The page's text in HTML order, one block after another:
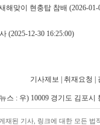
해맞이 현충탑 참배 (2026-01-
(2025-12-30 16:25:00)
기사제보 취재요청
스 : 우) 10009 경기도 김포시
재된 기사, 링크에 대한 모든 법